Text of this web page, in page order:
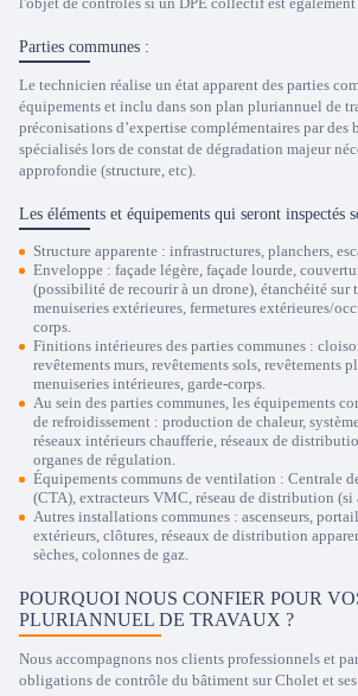
Parties communes :
Le technicien réalise un état apparent des parties
équipements et inclu dans son plan pluriannuel de
préconisations d’expertise complémentaires par des
spécialisés lors de constat de dégradation majeur
approfondie (structure, etc).
Les éléments et équipements qui seront inspectés
Structure apparente : infrastructures, planchers,
Enveloppe : façade légère, façade lourde,
(possibilité de recourir à un drone), étanchéité sur
menuiseries extérieures, fermetures extérieures/
corps.
Finitions intérieures des parties communes :
revêtements murs, revêtements sols, revêtements
menuiseries intérieures, garde-corps.
Au sein des parties communes, les équipements
de refroidissement : production de chaleur,
réseaux intérieurs chaufferie, réseaux de
organes de régulation.
Équipements communs de ventilation : Centrale
(CTA), extracteurs VMC, réseau de distribution (si
Autres installations communes : ascenseurs,
extérieurs, clôtures, réseaux de distribution
sèches, colonnes de gaz.
POURQUOI NOUS CONFIER POUR
PLURIANNUEL DE TRAVAUX ?
Nous accompagnons nos clients professionnels et
obligations de contrôle du bâtiment sur Cholet et